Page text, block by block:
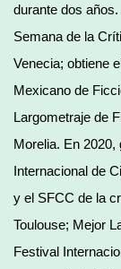
durante dos
Semana de la
Venecia; obtiene
Mexicano de
Largometraje de
Morelia. En
Internacional de
y el SFCC de la
Toulouse; Mejor
Festival